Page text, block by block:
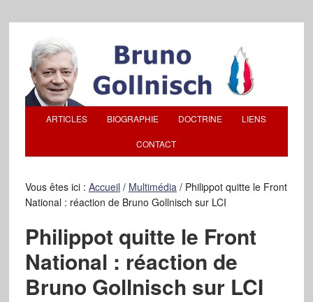
ARTICLES BIOGRAPHIE DOCTRINE LIENS
CONTACT
Vous êtes ici : Accueil / Multimédia /Philippot quitte le Front
National : réaction de Bruno Gollnisch sur LCI
Philippot quitte le Front
National : réaction de
Bruno Gollnisch sur LCI